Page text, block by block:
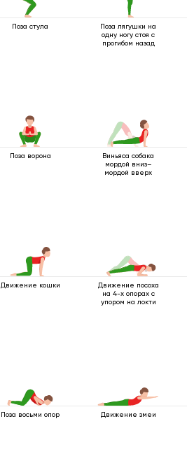
Поза стула
Поза лягушки на
одну ногу стоя с
прогибом назад
Поза ворона
Виньяса собака
мордой вниз–
мордой вверх
Движение кошки
Движение посоха
на 4-х опорах с
упором на локти
Поза восьми опор Движение змеи